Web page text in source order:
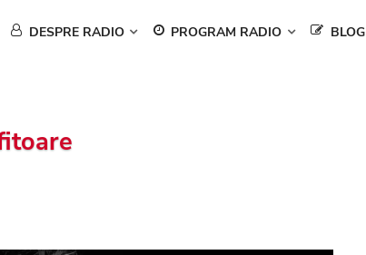
DESPRE RADIO PROGRAM RADIO BLOG